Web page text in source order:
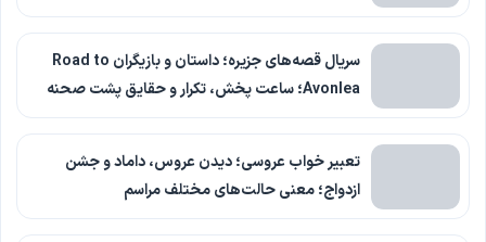
سریال قصه‌های جزیره؛ داستان و بازیگران Road to
Avonlea؛ ساعت پخش، تکرار و حقایق پشت صحنه
تعبیر خواب عروسی؛ دیدن عروس، داماد و جشن
ازدواج؛ معنی حالت‌های مختلف مراسم